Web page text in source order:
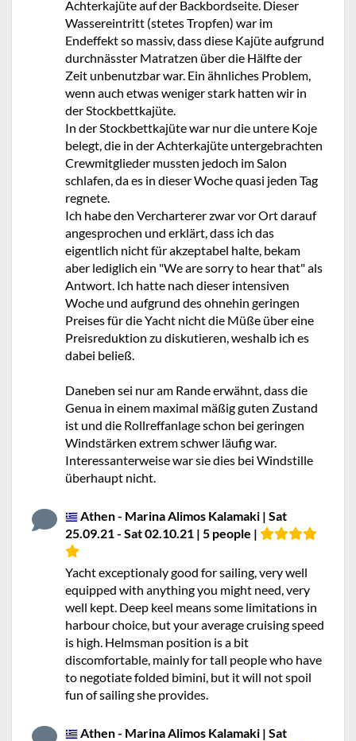
Achterkajüte auf der Backbordseite. Dieser
Wassereintritt (stetes Tropfen) war im
Endeffekt so massiv, dass diese Kajüte aufgrund
durchnässter Matratzen über die Hälfte der
Zeit unbenutzbar war. Ein ähnliches Problem,
wenn auch etwas weniger stark hatten wir in
der Stockbettkajüte.
In der Stockbettkajüte war nur die untere Koje
belegt, die in der Achterkajüte untergebrachten
Crewmitglieder mussten jedoch im Salon
schlafen, da es in dieser Woche quasi jeden Tag
regnete.
Ich habe den Vercharterer zwar vor Ort darauf
angesprochen und erklärt, dass ich das
eigentlich nicht für akzeptabel halte, bekam
aber lediglich ein "We are sorry to hear that" als
Antwort. Ich hatte nach dieser intensiven
Woche und aufgrund des ohnehin geringen
Preises für die Yacht nicht die Müße über eine
Preisreduktion zu diskutieren, weshalb ich es
dabei beließ.
Daneben sei nur am Rande erwähnt, dass die
Genua in einem maximal mäßig guten Zustand
ist und die Rollreffanlage schon bei geringen
Windstärken extrem schwer läufig war.
Interessanterweise war sie dies bei Windstille
überhaupt nicht.
Athen - Marina Alimos Kalamaki | Sat
25.09.21 - Sat 02.10.21 | 5 people |
Yacht exceptionaly good for sailing, very well
equipped with anything you might need, very
well kept. Deep keel means some limitations in
harbour choice, but your average cruising speed
is high. Helmsman position is a bit
discomfortable, mainly for tall people who have
to negotiate folded bimini, but it will not spoil
fun of sailing she provides.
Athen - Marina Alimos Kalamaki | Sat